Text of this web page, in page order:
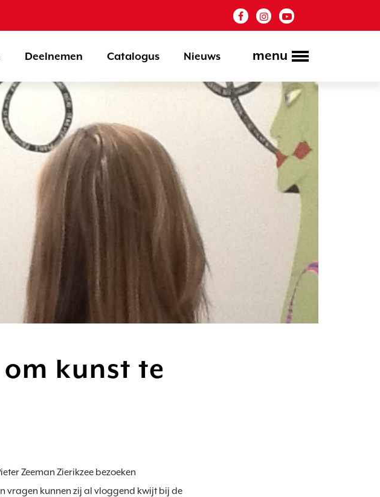
Deelnemen Catalogus Nieuws menu
kunst te
Zeeman Zierikzee bezoeken
vragen kunnen zij al vloggend kwijt bij de